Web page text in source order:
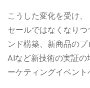
こうした変化を受け
セールではなくなり
ンド構築、新商品の
AIなど新技術の実証
ーケティングイベント